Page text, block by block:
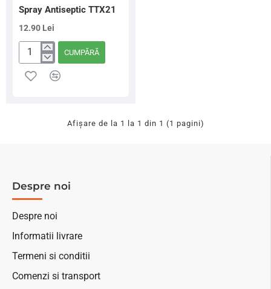
Spray Antiseptic TTX21
12.90 Lei
Spray
TTX21
CUMPĂRĂ
Afişare de la 1 la 1 din 1 (1 pagini)
Despre noi
Despre noi
Informatii livrare
Termeni si conditii
Comenzi si transport